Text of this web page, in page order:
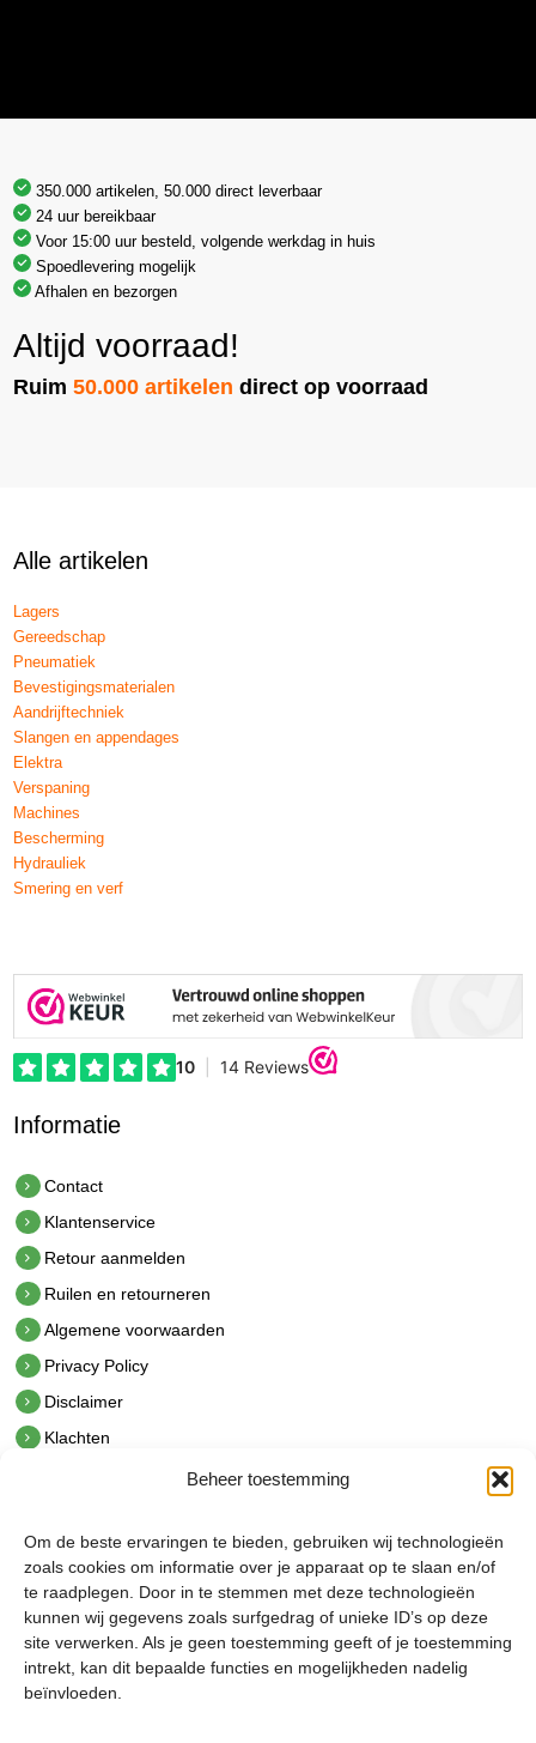
Beheer toestemming
Om de beste ervaringen te bieden, gebruiken wij technologieën
zoals cookies om informatie over je apparaat op te slaan en/of
te raadplegen. Door in te stemmen met deze technologieën
kunnen wij gegevens zoals surfgedrag of unieke ID’s op deze
site verwerken. Als je geen toestemming geeft of je toestemming
intrekt, kan dit bepaalde functies en mogelijkheden nadelig
beïnvloeden.
350.000 artikelen, 50.000 direct leverbaar
24 uur bereikbaar
Voor 15:00 uur besteld, volgende werkdag in huis
Spoedlevering mogelijk
Afhalen en bezorgen
Altijd voorraad!
Ruim50.000 artikelen direct op voorraad
Alle artikelen
Lagers
Gereedschap
Pneumatiek
Bevestigingsmaterialen
Aandrijftechniek
Slangen en appendages
Elektra
Verspaning
Machines
Bescherming
Hydrauliek
Smering en verf
Informatie
Contact
Klantenservice
Retour aanmelden
Ruilen en retourneren
Algemene voorwaarden
Privacy Policy
Disclaimer
Klachten
hetindustriehuis B.V.
De Hoek 1 1601 MR Enkhuizen
t.0228 53 00 40
e.info@hetindustriehuis.com
KVK 51483904
BTW NL850044522B01